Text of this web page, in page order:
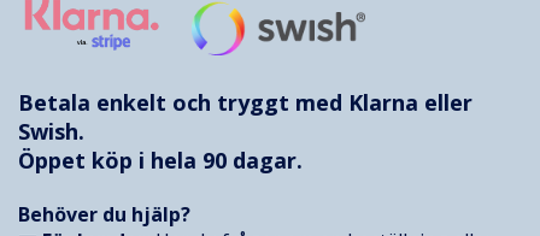
Betala enkelt och tryggt med Klarna eller
Swish.
Öppet köp i hela 90 dagar.
Behöver du hjälp?